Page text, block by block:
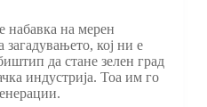
набавка на мерен
кој ни е
да стане зелен град
индустрија. Тоа им го